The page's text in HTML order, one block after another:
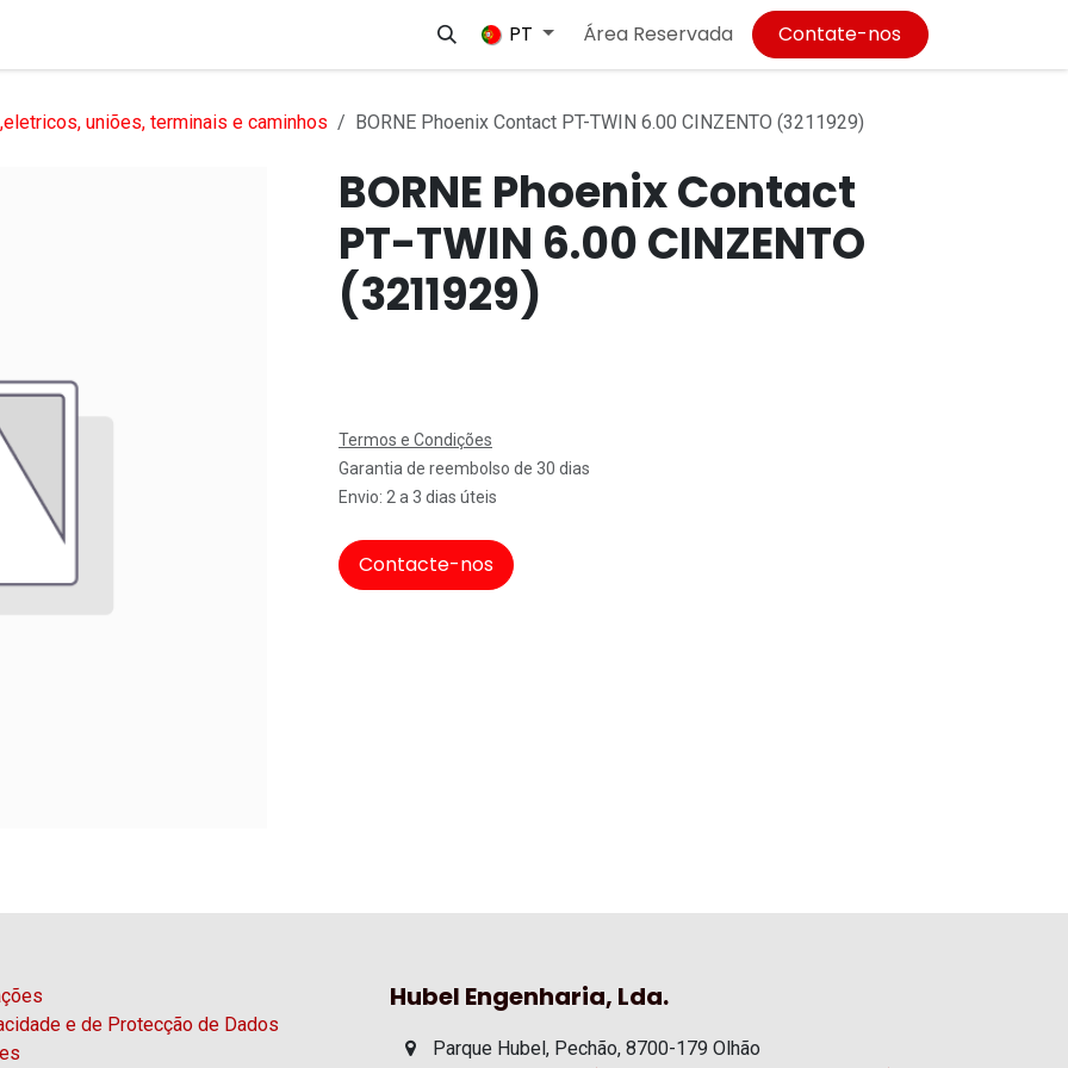
Empregos
PT Área Reservada Contate-nos
uniões, terminais e caminhos BORNE Phoenix Contact PT-TWIN 6.00 CINZENTO (3211929)
BORNE Phoenix Contact
PT-TWIN 6.00 CINZENTO
(3211929)
Termos e Condições
Garantia de reembolso de 30 dias
Envio: 2 a 3 dias úteis
Contacte-nos
Hubel Engenharia, Lda.
Parque Hubel, Pechão, 8700-179 Olhão
e de Protecção de Dados